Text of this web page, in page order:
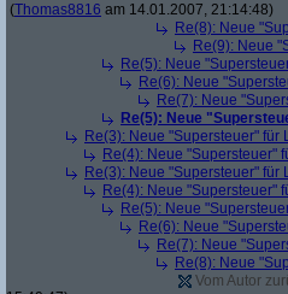
(Thomas8816 am 14.01.2007, 21:14:48)
Re(8): Neue
Re(9): Neue
Re(5): Neue
Re(6): Neue
Re(7): Neue
Re(5): Neue
Re(3): Neue "Supersteuer" für
Re(4): Neue "Supersteuer"
Re(3): Neue "Supersteuer" für
Re(4): Neue "Supersteuer"
Re(5): Neue
Re(6): Neue
Re(7): Neue
Re(8): Neue
Vom Autor